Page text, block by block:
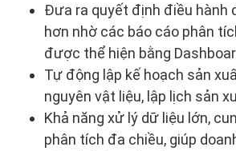
Đưa ra quyết định điều hành
hơn nhờ các báo cáo phân
được thể hiện bằng
Tự động lập kế hoạch sản
nguyên vật liệu, lập lịch sản
Khả năng xử lý dữ liệu lớn,
phân tích đa chiều, giúp